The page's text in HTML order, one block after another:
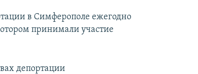
в Симферополе ежегодно
принимали участие
депортации